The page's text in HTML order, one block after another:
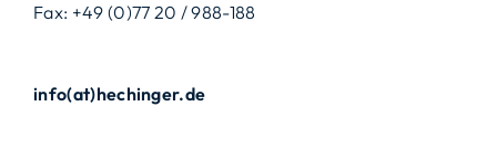
Fax: +49 (0)77 20 / 988-188
info(at)hechinger.de